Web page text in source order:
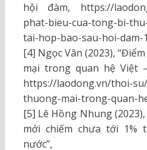
hội đàm, https://
phat-bieu-cua-tong-bi-
tai-hop-bao-sau-hoi-dam-
[4] Ngọc Vân (2023),
mại trong quan hệ Việt
https://laodong.vn/thoi-
thuong-mai-trong-quan-
[5] Lê Hồng Nhung
mới chiếm chưa tới 1%
nước”,